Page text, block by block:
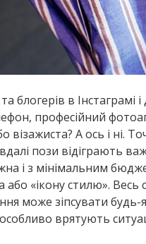
блогерів в
професійний
візажиста? А ось і ні.
пози відіграють
і з мінімальним
«ікону стилю». Весь
може зіпсувати
врятують